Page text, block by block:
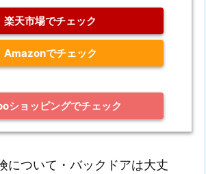
楽天市場でチェック
Amazonでチェック
ショッピングでチェック
について・バックドアは大丈